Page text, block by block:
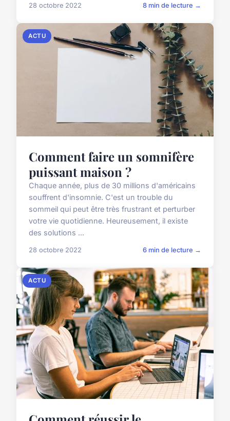
28 octobre 2022 8 min de lecture →
ACTU
Comment faire un somnifère
puissant maison ?
Chaque année, plus de 30 millions d'américains
souffrent d'insomnie. C'est un trouble du
sommeil qui peut être très frustrant et perturber
votre vie quotidienne. Heureusement, il existe
des solutions ...
28 octobre 2022 6 min de lecture →
ACTU